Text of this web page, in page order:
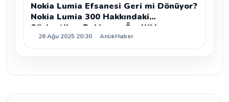
Nokia Lumia Efsanesi Geri mi Dönüyor?
Nokia Lumia 300 Hakkındaki
Söylentiler, Beklenen Özellikler ve
Detaylı Analiz
26 Ağu 2025 20:30 AnlıkHaber